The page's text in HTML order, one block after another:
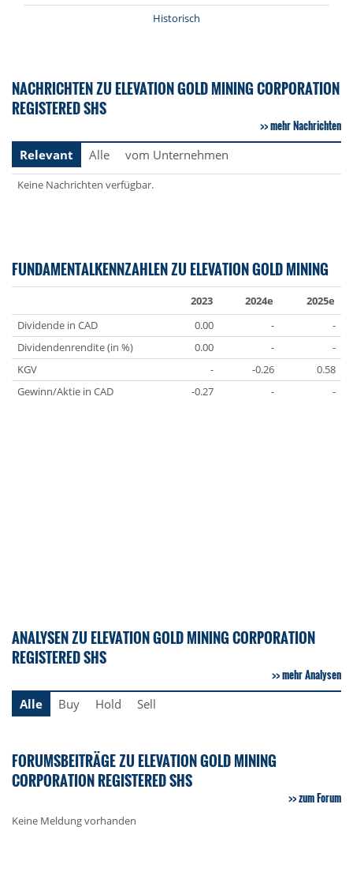
Historisch
NACHRICHTEN ZU ELEVATION GOLD MINING CORPORATION
REGISTERED SHS
mehr Nachrichten
Relevant
Alle vom Unternehmen
Keine Nachrichten verfügbar.
FUNDAMENTALKENNZAHLEN ZU ELEVATION GOLD MINING
2023 2024e
2025e
Dividende in CAD
0.00 -
-
Dividendenrendite (in %)
0.00 -
-
KGV
- -0.26
0.58
Gewinn/Aktie in CAD
-0.27 - -
ANALYSEN ZU ELEVATION GOLD MINING CORPORATION
REGISTERED SHS
mehr Analysen
Alle
Buy Hold Sell
FORUMSBEITRÄGE ZU ELEVATION GOLD MINING
CORPORATION REGISTERED SHS
zum Forum
Keine Meldung vorhanden